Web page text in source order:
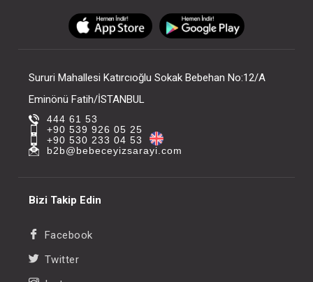
Sururi Mahallesi Katırcıoğlu Sokak Bebehan No:12/A
Eminönü Fatih/İSTANBUL
444 61 53
+90 539 926 05 25
+90 530 233 04 53
b2b@bebeceyizsarayi.com
Bizi Takip Edin
Facebook
Twitter